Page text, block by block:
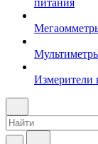
питания
Измерители